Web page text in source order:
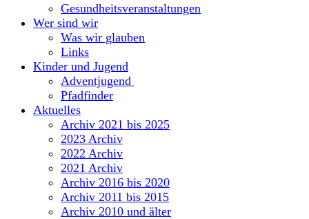
Gesundheitsveranstaltungen
Wer sind wir
Was wir glauben
Links
Kinder und Jugend
Adventjugend
Pfadfinder
Aktuelles
Archiv 2021 bis 2025
2023 Archiv
2022 Archiv
2021 Archiv
Archiv 2016 bis 2020
Archiv 2011 bis 2015
Archiv 2010 und älter